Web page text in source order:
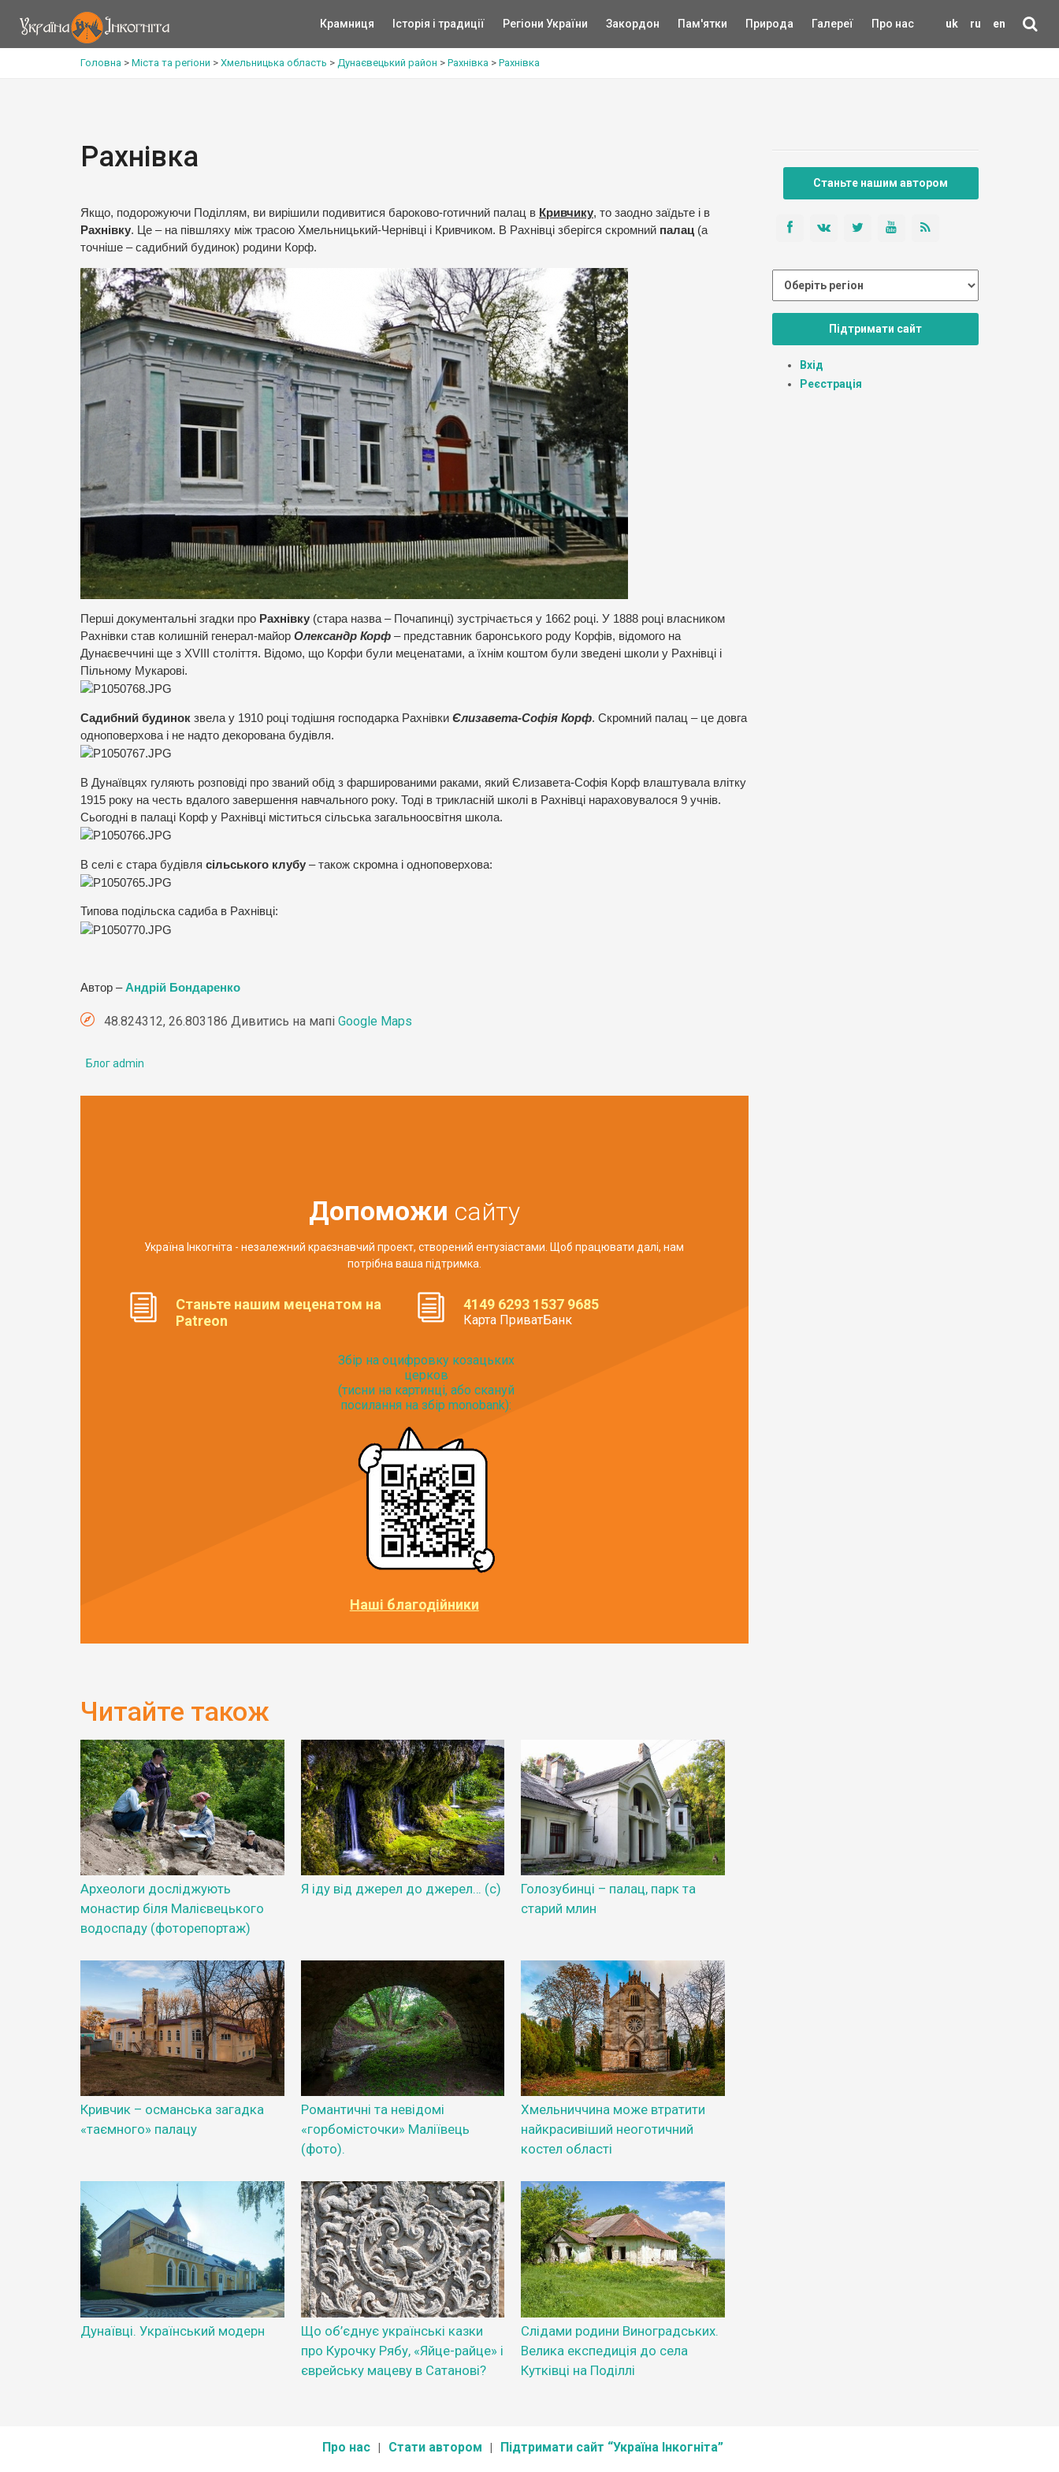
uk ru en
Крамниця Історія і традиції Регіони України Закордон Пам'ятки Природа Галереї Про нас
Головна > Міста та регіони > Хмельницька область > Дунаєвецький район > Рахнівка > Рахнівка
Рахнівка
Якщо, подорожуючи Поділлям, ви вирішили подивитися бароково-готичний палац в Кривчику, то заодно заїдьте і в
Рахнівку. Це – на півшляху між трасою Хмельницький-Чернівці і Кривчиком. В Рахнівці зберігся скромний палац (а
точніше – садибний будинок) родини Корф.
Перші документальні згадки про Рахнівку (стара назва – Почапинці) зустрічається у 1662 році. У 1888 році власником
Рахнівки став колишній генерал-майор Олександр Корф – представник баронського роду Корфів, відомого на
Дунаєвеччині ще з XVIII століття. Відомо, що Корфи були меценатами, а їхнім коштом були зведені школи у Рахнівці і
Пільному Мукарові.
Садибний будинок звела у 1910 році тодішня господарка Рахнівки Єлизавета-Софія Корф. Скромний палац – це довга
одноповерхова і не надто декорована будівля.
В Дунаївцях гуляють розповіді про званий обід з фаршированими раками, який Єлизавета-Софія Корф влаштувала влітку
1915 року на честь вдалого завершення навчального року. Тоді в трикласній школі в Рахнівці нараховувалося 9 учнів.
Сьогодні в палаці Корф у Рахнівці міститься сільська загальноосвітня школа.
В селі є стара будівля сільського клубу – також скромна і одноповерхова:
Типова подільска садиба в Рахнівці:
Автор –Андрій Бондаренко
48.824312, 26.803186 Дивитись на мапі Google Maps
Блог admin
Допоможи сайту
Україна Інкогніта - незалежний краєзнавчий проект, створений ентузіастами. Щоб працювати далі, нам
потрібна ваша підтримка.
Станьте нашим меценатом на
Patreon
4149 6293 1537 9685
Карта ПриватБанк
Збір на оцифровку козацьких
церков
(тисни на картинці, або скануй
посилання на збір monobank):
Наші благодійники
Читайте також
Археологи досліджують
монастир біля Малієвецького
водоспаду (фоторепортаж)
Я іду від джерел до джерел… (с)
Голозубинці – палац, парк та
старий млин
Кривчик – османська загадка
«таємного» палацу
Романтичні та невідомі
«горбомісточки» Маліївець
(фото).
Хмельниччина може втратити
найкрасивіший неоготичний
костел області
Дунаївці. Український модерн
Що об’єднує українські казки
про Курочку Рябу, «Яйце-райце» і
єврейську мацеву в Сатанові?
Слідами родини Виноградських.
Велика експедиція до села
Кутківці на Поділлі
Станьте нашим автором
Підтримати сайт
Вхід
Реєстрація
Про нас Стати автором Підтримати сайт “Україна Інкогніта”